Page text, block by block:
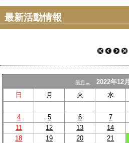
ニュース
スケジュール
OBページ
あすなろ会（父母会）
リンク
最新活動情報
前月← 2022年12月
日 月 火 水
4
5 6 7
11
12 13 14
18
19 20 21